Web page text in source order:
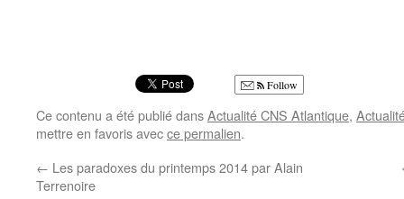
Follow
Ce contenu a été publié dansActualité CNS Atlantique,
mettre en favoris avecce permalien.
← Les paradoxes du printemps 2014 par Alain
Terrenoire